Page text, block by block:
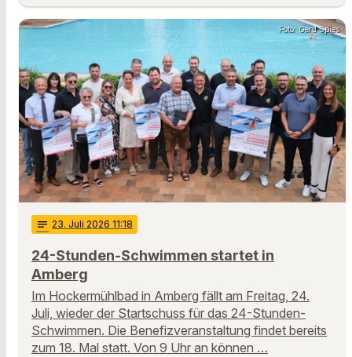
Foto: Gerd Spies
notes 23. Juli 2026 11:18
24-Stunden-Schwimmen startet in
Amberg
Im Hockermühlbad in Amberg fällt am Freitag, 24.
Juli, wieder der Startschuss für das 24-Stunden-
Schwimmen. Die Benefizveranstaltung findet bereits
zum 18. Mal statt. Von 9 Uhr an können …